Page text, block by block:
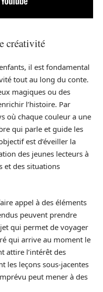
créativité
il est fondamental
tout au long du conte.
magiques ou des
l’histoire. Par
où chaque couleur a une
qui parle et guide les
est d’éveiller la
des jeunes lecteurs à
et des situations
appel à des éléments
peuvent prendre
qui permet de voyager
qui arrive au moment le
attire l’intérêt des
les leçons sous-jacentes
peut mener à des